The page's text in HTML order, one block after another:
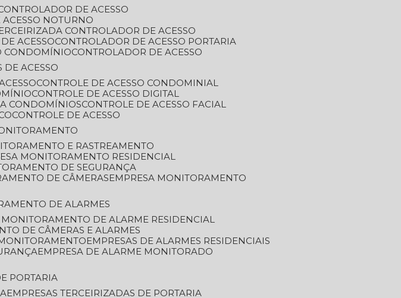
DE ACESSO
ACESSO NOTURNO
CONTROLADOR DE ACESSO
ACESSO
CONTROLADOR DE ACESSO PORTARIA
CONDOMÍNIO
CONTROLADOR DE ACESSO
DE ACESSO
CONTROLE DE ACESSO CONDOMINIAL
CONTROLE DE ACESSO DIGITAL
CONDOMÍNIOS
CONTROLE DE ACESSO FACIAL
CONTROLE DE ACESSO
E RASTREAMENTO
MONITORAMENTO RESIDENCIAL
DE SEGURANÇA
DE CÂMERAS
EMPRESA MONITORAMENTO
DE ALARMES
MONITORAMENTO DE ALARME RESIDENCIAL
DE CÂMERAS E ALARMES
EMPRESAS DE ALARMES RESIDENCIAIS
EMPRESA DE ALARME MONITORADO
PORTARIA
EMPRESAS TERCEIRIZADAS DE PORTARIA